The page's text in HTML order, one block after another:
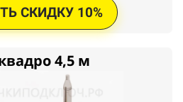
СКИДКУ 10%
4,5 м